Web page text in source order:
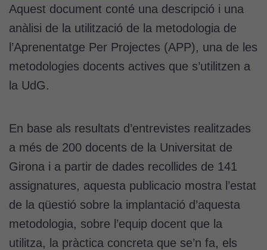
Aquest document conté una descripció i una
anàlisi de la utilització de la metodologia de
l’Aprenentatge Per Projectes (APP), una de les
metodologies docents actives que s’utilitzen a
la UdG.
En base als resultats d’entrevistes realitzades
a més de 200 docents de la Universitat de
Girona i a partir de dades recollides de 141
assignatures, aquesta publicacio mostra l’estat
de la qüestió sobre la implantació d’aquesta
metodologia, sobre l’equip docent que la
utilitza, la pràctica concreta que se’n fa, els